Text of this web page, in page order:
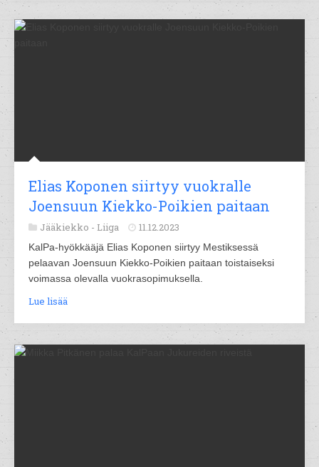
Elias Koponen siirtyy vuokralle
Joensuun Kiekko-Poikien paitaan
Jääkiekko - Liiga 11.12.2023
KalPa-hyökkääjä Elias Koponen siirtyy Mestiksessä
pelaavan Joensuun Kiekko-Poikien paitaan toistaiseksi
voimassa olevalla vuokrasopimuksella.
Lue lisää